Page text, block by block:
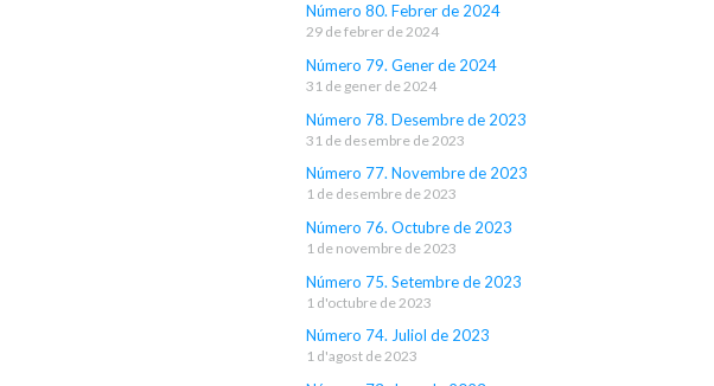
Número 80. Febrer de 2024
29 de febrer de 2024
Número 79. Gener de 2024
31 de gener de 2024
Número 78. Desembre de 2023
31 de desembre de 2023
Número 77. Novembre de 2023
1 de desembre de 2023
Número 76. Octubre de 2023
1 de novembre de 2023
Número 75. Setembre de 2023
1 d'octubre de 2023
Número 74. Juliol de 2023
1 d'agost de 2023